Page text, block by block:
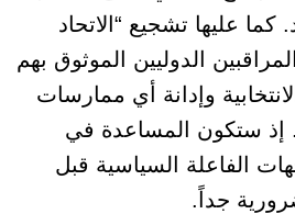
عليها تشجيع “الاتحاد
الدوليين الموثوق بهم
وإدانة أي ممارسات
إذ ستكون المساعدة في
الفاعلة السياسية قبل
جداً.